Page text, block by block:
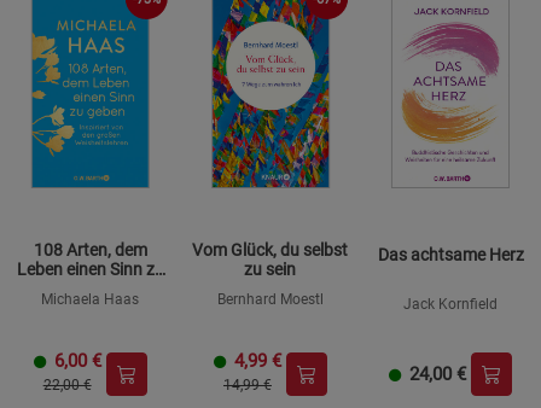
108 Arten, dem
Leben einen Sinn zu
Michaela Haas
6,00 €
22,00 €
Vom Glück, du selbst
zu sein
Bernhard Moestl
4,99 €
14,99 €
Das achtsame Herz
Jack Kornfield
24,00 €